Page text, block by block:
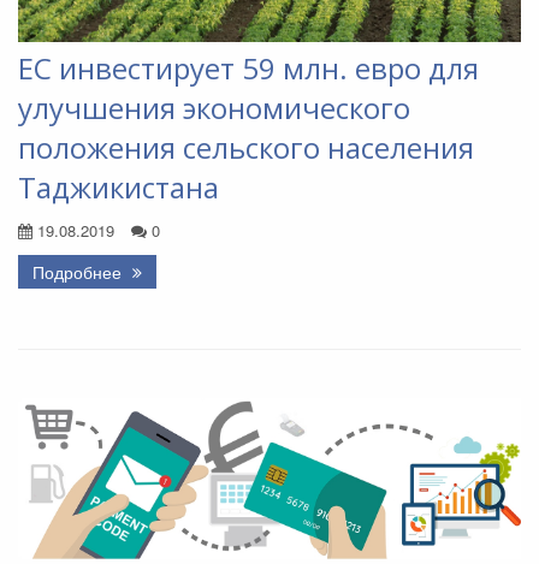
ЕС инвестирует 59 млн. евро для
улучшения экономического
положения сельского населения
Таджикистана
19.08.2019 0
Подробнее